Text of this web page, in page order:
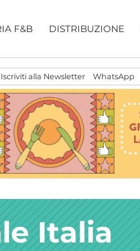
F&B DISTRIBUZIONE
Iscriviti alla Newsletter WhatsApp
Italia